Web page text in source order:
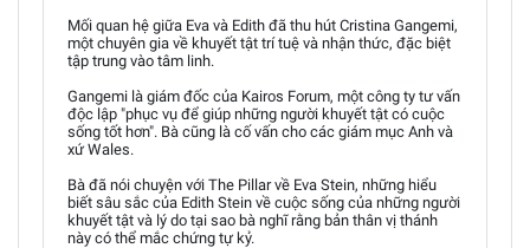
Mối quan hệ giữa Eva và Edith đã thu hút Cristina Gangemi,
một chuyên gia về khuyết tật trí tuệ và nhận thức, đặc biệt
tập trung vào tâm linh.
Gangemi là giám đốc của Kairos Forum, một công ty tư vấn
độc lập "phục vụ để giúp những người khuyết tật có cuộc
sống tốt hơn". Bà cũng là cố vấn cho các giám mục Anh và
xứ Wales.
Bà đã nói chuyện với The Pillar về Eva Stein, những hiểu
biết sâu sắc của Edith Stein về cuộc sống của những người
khuyết tật và lý do tại sao bà nghĩ rằng bản thân vị thánh
này có thể mắc chứng tự kỷ.